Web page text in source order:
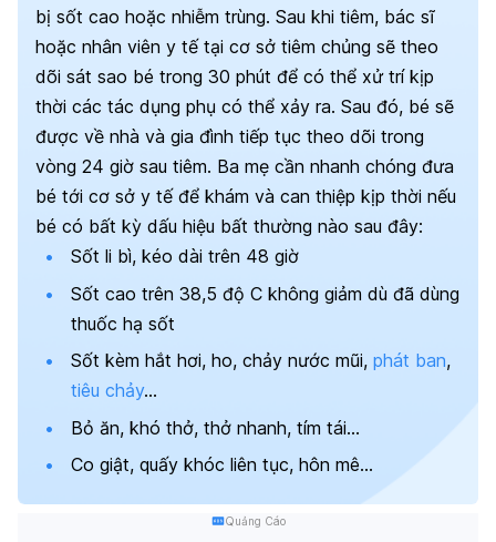
bị sốt cao hoặc nhiễm trùng. Sau khi tiêm, bác sĩ
hoặc nhân viên y tế tại cơ sở tiêm chủng sẽ theo
dõi sát sao bé trong 30 phút để có thể xử trí kịp
thời các tác dụng phụ có thể xảy ra. Sau đó, bé sẽ
được về nhà và gia đình tiếp tục theo dõi trong
vòng 24 giờ sau tiêm. Ba mẹ cần nhanh chóng đưa
bé tới cơ sở y tế để khám và can thiệp kịp thời nếu
bé có bất kỳ dấu hiệu bất thường nào sau đây:
Sốt li bì, kéo dài trên 48 giờ
Sốt cao trên 38,5 độ C không giảm dù đã dùng
thuốc hạ sốt
Sốt kèm hắt hơi, ho, chảy nước mũi, phát ban,
tiêu chảy…
Bỏ ăn, khó thở, thở nhanh, tím tái…
Co giật, quấy khóc liên tục, hôn mê…
Quảng Cáo